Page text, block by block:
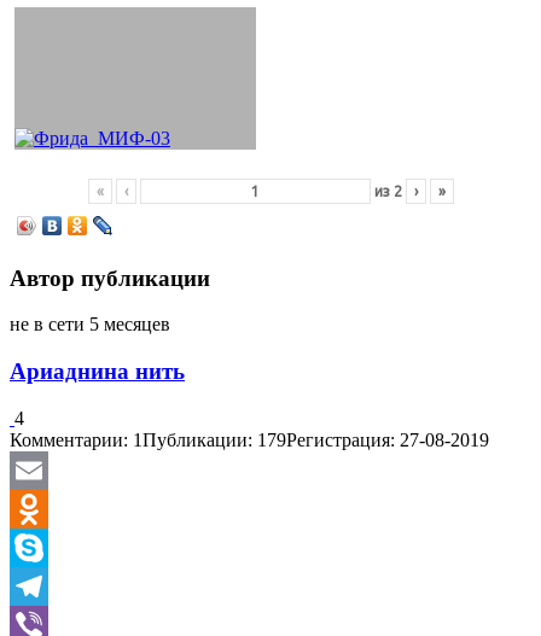
« ‹ из 2 › »
Автор публикации
не в сети 5 месяцев
Ариаднина нить
4
Комментарии: 1Публикации: 179Регистрация: 27-08-2019
Email
Odnoklassniki
Skype
Telegram